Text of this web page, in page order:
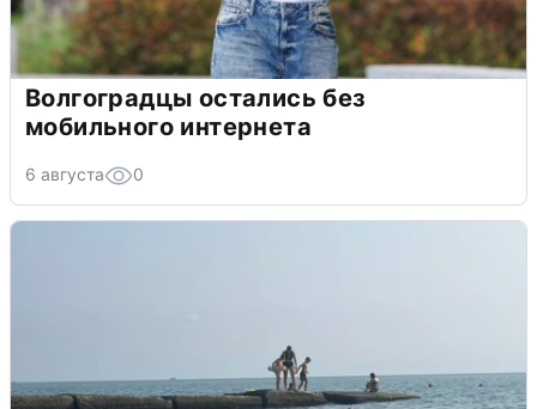
Волгоградцы остались без
мобильного интернета
6 августа 0